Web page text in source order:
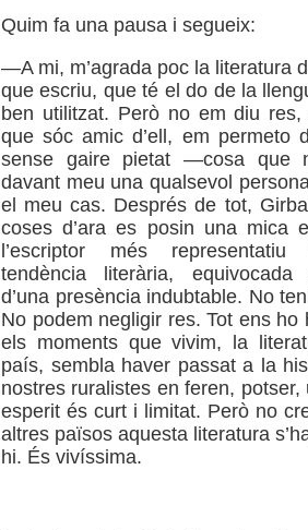
Quim fa una pausa i segueix:
—A mi, m’agrada poc la literatura
que escriu, que té el do de la
ben utilitzat. Però no em diu
que sóc amic d’ell, em permeto
sense gaire pietat —cosa que
davant meu una qualsevol
el meu cas. Després de tot,
coses d’ara es posin una mica
l’escriptor més representatiu
tendència literària, equivocada
d’una presència indubtable. No
No podem negligir res. Tot ens ho
els moments que vivim, la
país, sembla haver passat a la
nostres ruralistes en feren,
esperit és curt i limitat. Però no
altres països aquesta literatura
hi. És vivíssima.